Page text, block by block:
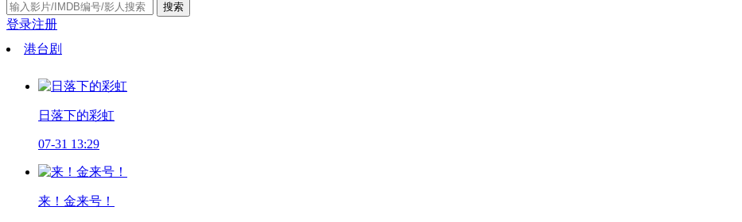
搜索
登录注册
港台剧
日落下的彩虹
07-31 13:29
来！金来号！